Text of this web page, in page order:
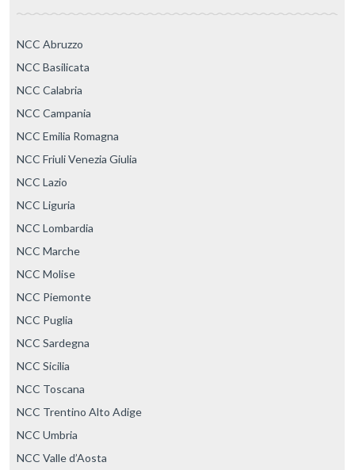
NCC Abruzzo
NCC Basilicata
NCC Calabria
NCC Campania
NCC Emilia Romagna
NCC Friuli Venezia Giulia
NCC Lazio
NCC Liguria
NCC Lombardia
NCC Marche
NCC Molise
NCC Piemonte
NCC Puglia
NCC Sardegna
NCC Sicilia
NCC Toscana
NCC Trentino Alto Adige
NCC Umbria
NCC Valle d’Aosta